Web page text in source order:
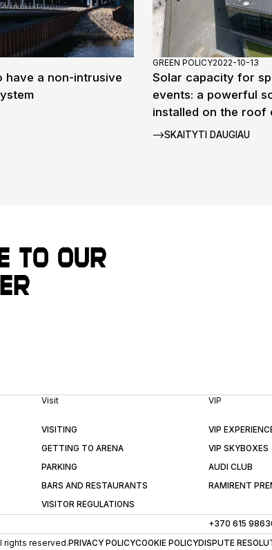
have a non-intrusive
GREEN POLICY2022-10-13
Solar capacity for
events: a powerful
installed on the roof
SKAITYTI DAUGIAU
to our
Visit
VISITING
GETTING TO ARENA
PARKING
BARS AND RESTAURANTS
VISITOR REGULATIONS
VIP
VIP
VIP SKYBOXES
AUDI CLUB
RAMIRENT
+370 615
rights reserved. PRIVACY POLICYCOOKIE POLICYDISPUTE